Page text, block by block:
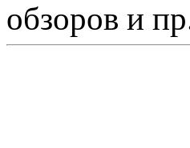
обзоров и